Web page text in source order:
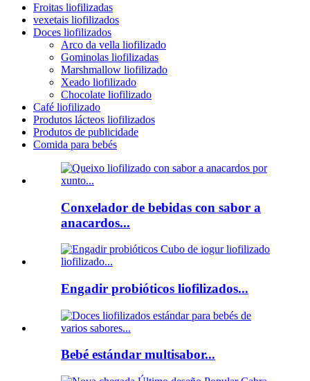
Froitas liofilizadas
vexetais liofilizados
Doces liofilizados
Arco da vella liofilizado
Gominolas liofilizadas
Marshmallow liofilizado
Xeado liofilizado
Chocolate liofilizado
Café liofilizado
Produtos lácteos liofilizados
Produtos de publicidade
Comida para bebés
Conxelador de bebidas con sabor a
anacardos...
Engadir probióticos liofilizados...
Bebé estándar multisabor...